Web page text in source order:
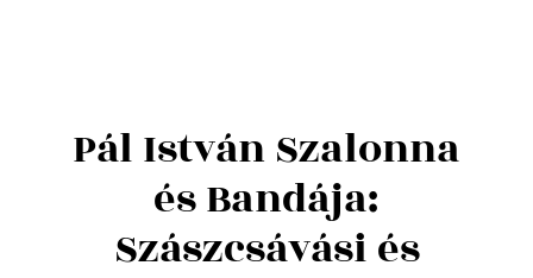
Pál István Szalonna
és Bandája:
Szászcsávási és